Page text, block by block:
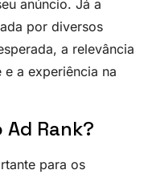
anúncio. Já a
por diversos
a relevância
a experiência na
Rank?
para os